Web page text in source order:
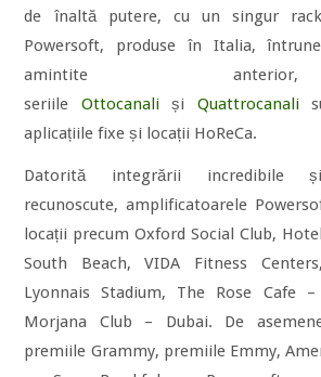
de înaltă putere, cu un singur
Powersoft, produse în Italia,
amintite
seriile Ottocanaliși Quattrocanali
aplicațiile fixe și locații HoReCa.
Datorită integrării incredibile
recunoscute, amplificatoarele
locații precum Oxford Social Club,
South Beach, VIDA Fitness
Lyonnais Stadium, The Rose Cafe
Morjana Club – Dubai. De
premiile Grammy, premiile Emmy,